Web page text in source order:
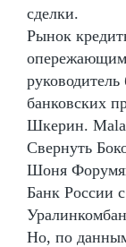
сделки.
Рынок
руководитель
банковских
Шкерин.
Свернуть
Шоня
Банк России
Но, по